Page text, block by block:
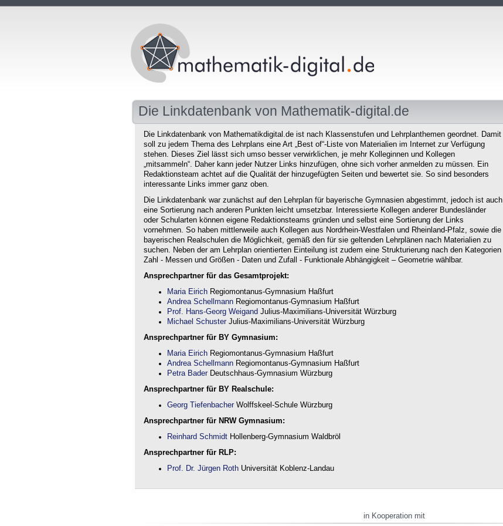
Die Linkdatenbank von Mathematik-digital.de
Die Linkdatenbank von Mathematikdigital.de ist nach Klassenstufen und Lehrplanthemen geordnet. Damit
soll zu jedem Thema des Lehrplans eine Art „Best of“-Liste von Materialien im Internet zur Verfügung
stehen. Dieses Ziel lässt sich umso besser verwirklichen, je mehr Kolleginnen und Kollegen
„mitsammeln“. Daher kann jeder Nutzer Links hinzufügen, ohne sich vorher anmelden zu müssen. Ein
Redaktionsteam achtet auf die Qualität der hinzugefügten Seiten und bewertet sie. So sind besonders
interessante Links immer ganz oben.
Die Linkdatenbank war zunächst auf den Lehrplan für bayerische Gymnasien abgestimmt, jedoch ist auch
eine Sortierung nach anderen Punkten leicht umsetzbar. Interessierte Kollegen anderer Bundesländer
oder Schularten können eigene Redaktionsteams gründen und selbst eine Sortierung der Links
vornehmen. So haben mittlerweile auch Kollegen aus Nordrhein-Westfalen und Rheinland-Pfalz, sowie die
bayerischen Realschulen die Möglichkeit, gemäß den für sie geltenden Lehrplänen nach Materialien zu
suchen. Neben der am Lehrplan orientierten Einteilung ist zudem eine Strukturierung nach den Kategorien
Zahl - Messen und Größen - Daten und Zufall - Funktionale Abhängigkeit – Geometrie wählbar.
Ansprechpartner für das Gesamtprojekt:
Maria Eirich Regiomontanus-Gymnasium Haßfurt
Andrea Schellmann Regiomontanus-Gymnasium Haßfurt
Prof. Hans-Georg Weigand Julius-Maximilians-Universität Würzburg
Michael Schuster Julius-Maximilians-Universität Würzburg
Ansprechpartner für BY Gymnasium:
Maria Eirich Regiomontanus-Gymnasium Haßfurt
Andrea Schellmann Regiomontanus-Gymnasium Haßfurt
Petra Bader Deutschhaus-Gymnasium Würzburg
Ansprechpartner für BY Realschule:
Georg Tiefenbacher Wolffskeel-Schule Würzburg
Ansprechpartner für NRW Gymnasium:
Reinhard Schmidt Hollenberg-Gymnasium Waldbröl
Ansprechpartner für RLP:
Prof. Dr. Jürgen Roth Universität Koblenz-Landau
in Kooperation mit